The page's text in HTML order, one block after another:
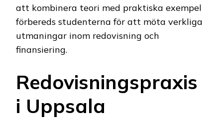
att kombinera teori med praktiska exempel
förbereds studenterna för att möta verkliga
utmaningar inom redovisning och
finansiering.
Redovisningspraxis
i Uppsala